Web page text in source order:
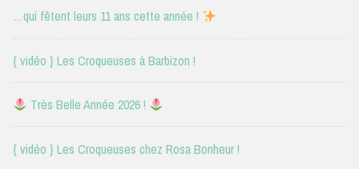
…qui fêtent leurs 11 ans cette année !
{ vidéo } Les Croqueuses à Barbizon !
Très Belle Année 2026 !
{ vidéo } Les Croqueuses chez Rosa Bonheur !